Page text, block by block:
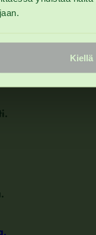
Kiellä